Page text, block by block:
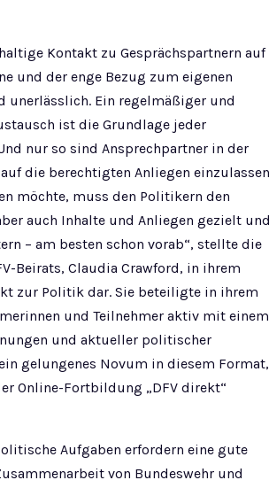
Kontakt zu Gesprächspartnern auf
und der enge Bezug zum eigenen
unerlässlich. Ein regelmäßiger und
ist die Grundlage jeder
nur so sind Ansprechpartner in der
die berechtigten Anliegen
möchte, muss den Politikern den
auch Inhalte und Anliegen gezielt
– am besten schon vorab“, stellte die
Beirats, Claudia Crawford, in ihrem
zur Politik dar. Sie beteiligte in ihrem
und Teilnehmer aktiv mit einem
und aktueller politischer
gelungenes Novum in diesem Format,
Online-Fortbildung „DFV direkt“
Aufgaben erfordern eine gute
von Bundeswehr und